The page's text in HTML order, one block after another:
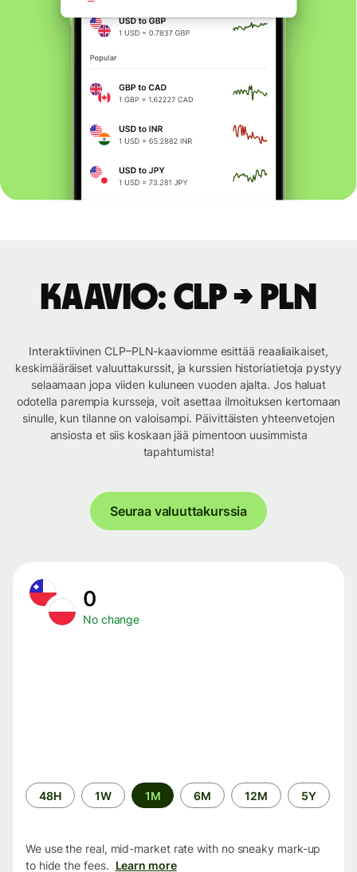
Kaavio: CLP → PLN
Interaktiivinen CLP–PLN-kaaviomme esittää reaaliaikaiset,
keskimääräiset valuuttakurssit, ja kurssien historiatietoja pystyy
selaamaan jopa viiden kuluneen vuoden ajalta. Jos haluat
odotella parempia kursseja, voit asettaa ilmoituksen kertomaan
sinulle, kun tilanne on valoisampi. Päivittäisten yhteenvetojen
ansiosta et siis koskaan jää pimentoon uusimmista
tapahtumista!
Seuraa valuuttakurssia
0
No change
Time
period
48H 1W 1M 6M 12M 5Y
We use the real, mid-market rate with no sneaky mark-up
to hide the fees. Learn more